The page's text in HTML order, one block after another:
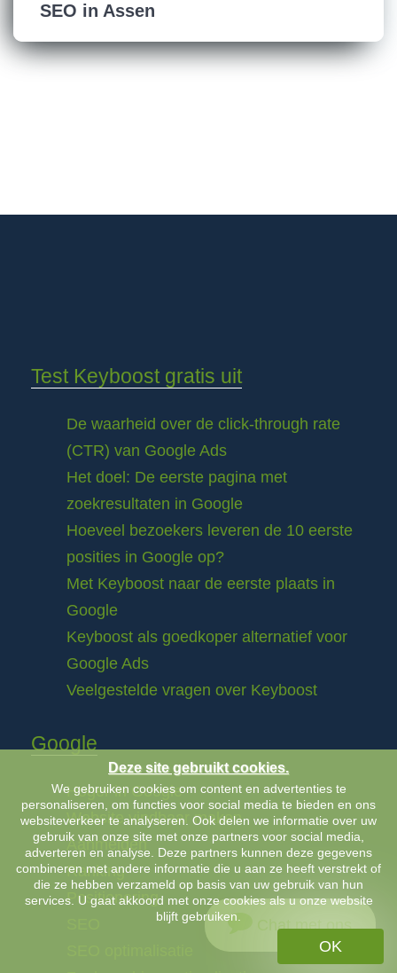
SEO in Assen
Test Keyboost gratis uit
De waarheid over de click-through rate
(CTR) van Google Ads
Het doel: De eerste pagina met
zoekresultaten in Google
Hoeveel bezoekers leveren de 10 eerste
posities in Google op?
Met Keyboost naar de eerste plaats in
Google
Keyboost als goedkoper alternatief voor
Google Ads
Veelgestelde vragen over Keyboost
Google
Hoger in Google
Website vindbaar maken
Aanmelden
Ranking
Positionering
Chat met ons
Deze site gebruikt cookies.
We gebruiken cookies om content en advertenties te
personaliseren, om functies voor social media te bieden en ons
websiteverkeer te analyseren. Ook delen we informatie over uw
gebruik van onze site met onze partners voor social media,
adverteren en analyse. Deze partners kunnen deze gegevens
combineren met andere informatie die u aan ze heeft verstrekt of
die ze hebben verzameld op basis van uw gebruik van hun
services. U gaat akkoord met onze cookies als u onze website
blijft gebruiken.
OK